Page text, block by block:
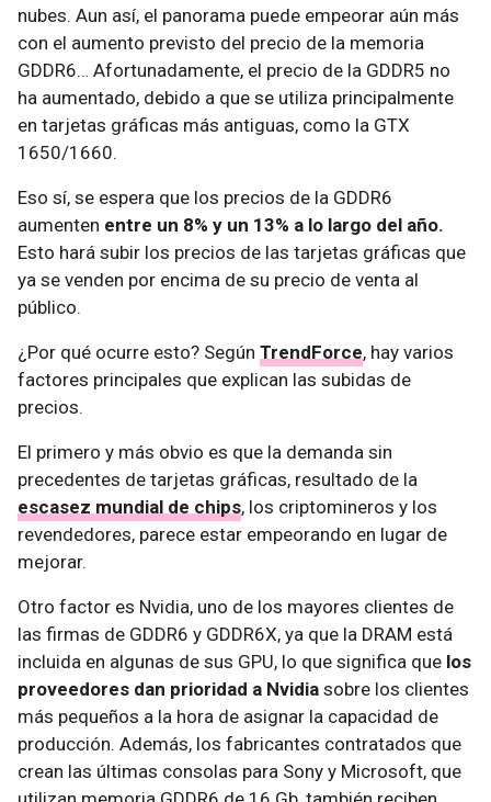
nubes. Aun así, el panorama puede empeorar aún más
con el aumento previsto del precio de la memoria
GDDR6… Afortunadamente, el precio de la GDDR5 no
ha aumentado, debido a que se utiliza principalmente
en tarjetas gráficas más antiguas, como la GTX
1650/1660.
Eso sí, se espera que los precios de la GDDR6
aumenten entre un 8% y un 13% a lo largo del año.
Esto hará subir los precios de las tarjetas gráficas que
ya se venden por encima de su precio de venta al
público.
¿Por qué ocurre esto? Según TrendForce, hay varios
factores principales que explican las subidas de
precios.
El primero y más obvio es que la demanda sin
precedentes de tarjetas gráficas, resultado de la
escasez mundial de chips, los criptomineros y los
revendedores, parece estar empeorando en lugar de
mejorar.
Otro factor es Nvidia, uno de los mayores clientes de
las firmas de GDDR6 y GDDR6X, ya que la DRAM está
incluida en algunas de sus GPU, lo que significa que los
proveedores dan prioridad a Nvidia sobre los clientes
más pequeños a la hora de asignar la capacidad de
producción. Además, los fabricantes contratados que
crean las últimas consolas para Sony y Microsoft, que